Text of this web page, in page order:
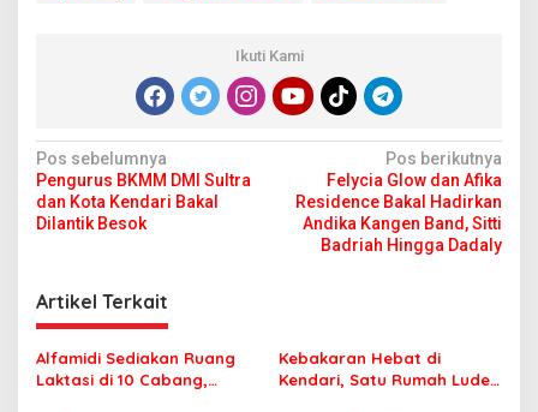
Ikuti Kami
N
a
v
g
a
s
Pos sebelumnya
Pengurus BKMM DMI Sultra
dan Kota Kendari Bakal
Dilantik Besok
Pos berikutnya
Felycia Glow dan Afika
Residence Bakal Hadirkan
Andika Kangen Band, Sitti
Badriah Hingga Dadaly
Artikel Terkait
Alfamidi Sediakan Ruang
Laktasi di 10 Cabang,
Kebakaran Hebat di
Kendari, Satu Rumah Ludes